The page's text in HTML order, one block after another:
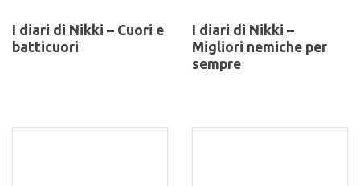
I diari di Nikki – Cuori e
batticuori
I diari di Nikki –
Migliori nemiche per
sempre